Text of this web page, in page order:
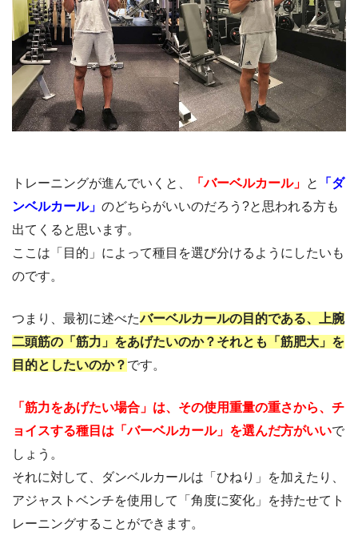
トレーニングが進んでいくと、 「バーベルカール」 と
「ダ
ンベルカール」 のどちらがいいのだろう?と思われる方も
出てくると思います。
ここは「目的」によって種目を選び分けるようにしたいも
のです。
つまり、最初に述べたバーベルカールの目的である、上腕
二頭筋の「筋力」をあげたいのか？それとも「筋肥大」を
目的としたいのか？ です。
「筋力をあげたい場合」は、その使用重量の重さから、チ
ョイスする種目は「バーベルカール」を選んだ方がいいで
しょう。
それに対して、ダンベルカールは「ひねり」を加えたり、
アジャストベンチを使用して「角度に変化」を持たせてト
レーニングすることができます。